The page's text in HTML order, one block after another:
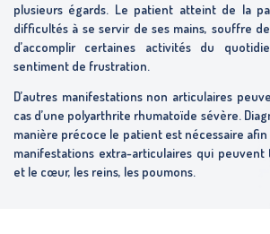
plusieurs égards. Le patient atteint de la
difficultés à se servir de ses mains, souffre
d’accomplir certaines activités du
sentiment de frustration.
D’autres manifestations non articulaires
cas d’une polyarthrite rhumatoïde sévère.
manière précoce le patient est nécessaire
manifestations extra-articulaires qui peuvent
et le cœur, les reins, les poumons.